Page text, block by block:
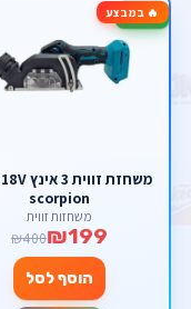
🔥 במבצע-50%
scorpion
משחזות זווית
₪199
₪400
הוסף לסל